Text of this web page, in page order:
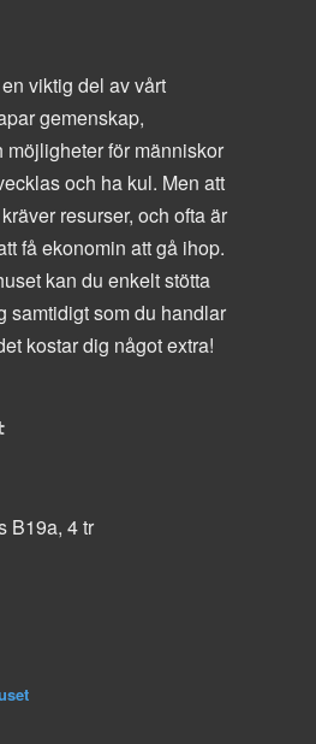
viktig del av vårt
gemenskap,
möjligheter för människor
och ha kul. Men att
resurser, och ofta är
få ekonomin att gå ihop.
kan du enkelt stötta
samtidigt som du handlar
kostar dig något extra!
B19a, 4 tr